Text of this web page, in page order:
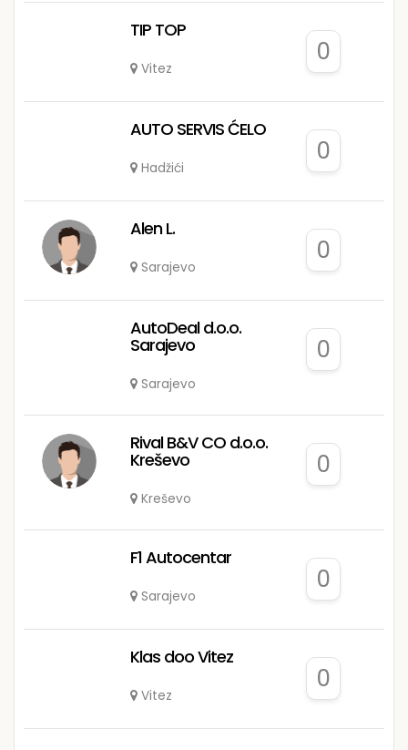
TIP TOP
Vitez
0
AUTO SERVIS ĆELO
Hadžići
0
Alen L.
Sarajevo
0
AutoDeal d.o.o.
Sarajevo
Sarajevo
0
Rival B&V CO d.o.o.
Kreševo
Kreševo
0
F1 Autocentar
Sarajevo
0
Klas doo Vitez
Vitez
0